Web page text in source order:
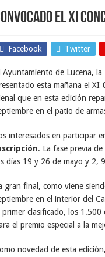
el XI
Facebook Twitter
Ayuntamiento de Lucena, la
esta mañana el XI
que en esta edición
en el patio de
interesados en participar
. La fase previa
días 19 y 26 de mayo y 2,
gran final, como viene
en el interior del
primer clasificado, los
el premio especial a la
novedad de esta